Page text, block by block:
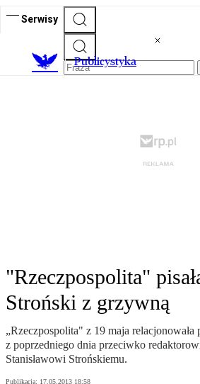
Serwisy
Publicystyka
"Rzeczpospolita"
Stroński z grzywną
„Rzeczpospolita" z 19 maja
z poprzedniego dnia przeciwko
Stanisławowi Strońskiemu.
Publikacja: 17.05.2013 18:58